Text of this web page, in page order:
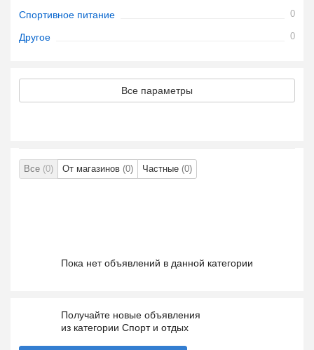
Спортивное питание 0
Другое 0
Все параметры
Все (0) От магазинов (0) Частные (0)
Пока нет объявлений в данной категории
Получайте новые объявления
из категории Спорт и отдых